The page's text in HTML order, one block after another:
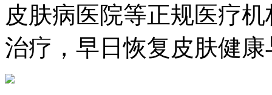
皮肤病医院等正规医疗
治疗，早日恢复皮肤健